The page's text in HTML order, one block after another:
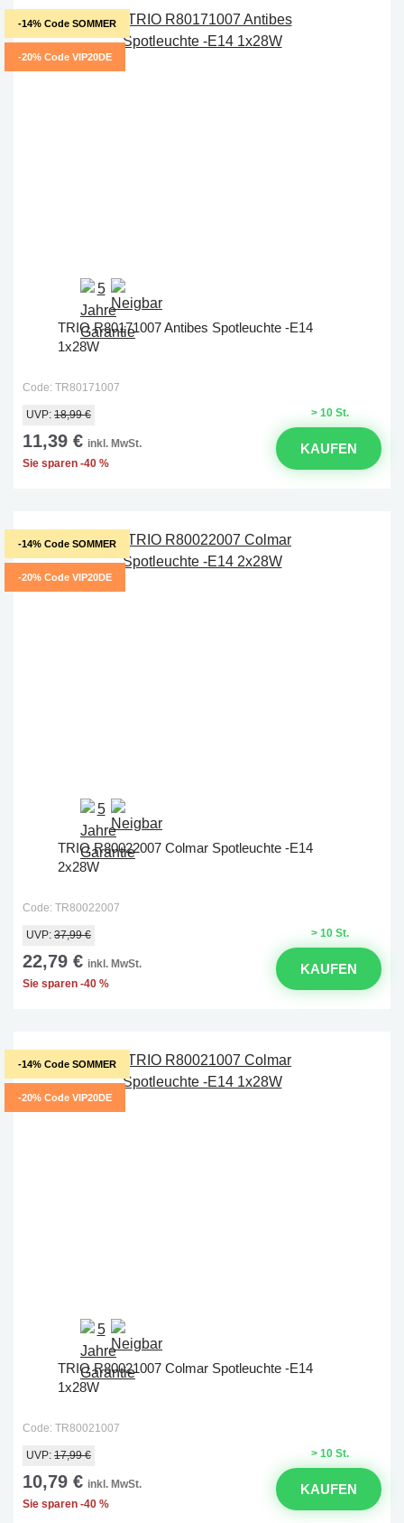
-14% Code SOMMER
-20% Code VIP20DE
TRIO R80171007 Antibes Spotleuchte -E14
1x28W
Code: TR80171007
> 10 St.
UVP: 18,99 €
11,39 € inkl. MwSt.
Sie sparen -40 %
KAUFEN
-14% Code SOMMER
-20% Code VIP20DE
TRIO R80022007 Colmar Spotleuchte -E14
2x28W
Code: TR80022007
> 10 St.
UVP: 37,99 €
22,79 € inkl. MwSt.
Sie sparen -40 %
KAUFEN
-14% Code SOMMER
-20% Code VIP20DE
TRIO R80021007 Colmar Spotleuchte -E14
1x28W
Code: TR80021007
> 10 St.
UVP: 17,99 €
10,79 € inkl. MwSt.
Sie sparen -40 %
KAUFEN